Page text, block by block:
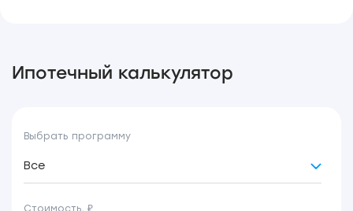
Ипотечный калькулятор
Выбрать программу
Все
Стоимость, ₽